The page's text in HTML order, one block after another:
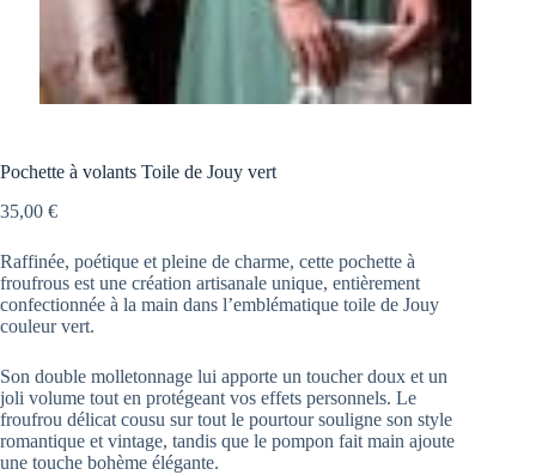
Pochette à volants Toile de Jouy vert
35,00 €
Raffinée, poétique et pleine de charme, cette pochette à
froufrous est une création artisanale unique, entièrement
confectionnée à la main dans l’emblématique toile de Jouy
couleur vert.
Son double molletonnage lui apporte un toucher doux et un
joli volume tout en protégeant vos effets personnels. Le
froufrou délicat cousu sur tout le pourtour souligne son style
romantique et vintage, tandis que le pompon fait main ajoute
une touche bohème élégante.